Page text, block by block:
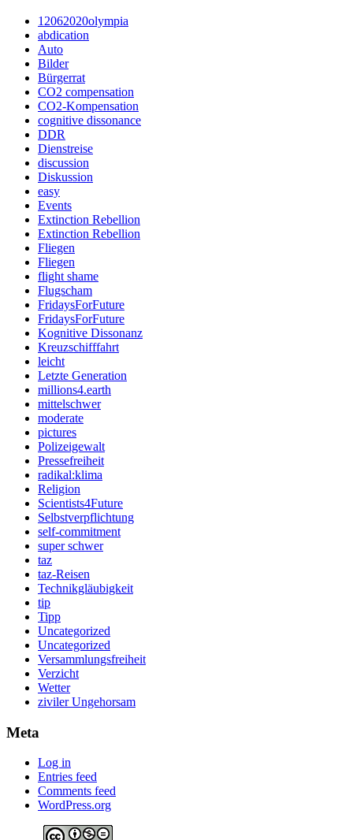
12062020olympia
abdication
Auto
Bilder
Bürgerrat
CO2 compensation
CO2-Kompensation
cognitive dissonance
DDR
Dienstreise
discussion
Diskussion
easy
Events
Extinction Rebellion
Extinction Rebellion
Fliegen
Fliegen
flight shame
Flugscham
FridaysForFuture
FridaysForFuture
Kognitive Dissonanz
Kreuzschifffahrt
leicht
Letzte Generation
millions4.earth
mittelschwer
moderate
pictures
Polizeigewalt
Pressefreiheit
radikal:klima
Religion
Scientists4Future
Selbstverpflichtung
self-commitment
super schwer
taz
taz-Reisen
Technikgläubigkeit
tip
Tipp
Uncategorized
Uncategorized
Versammlungsfreiheit
Verzicht
Wetter
ziviler Ungehorsam
Meta
Log in
Entries feed
Comments feed
WordPress.org